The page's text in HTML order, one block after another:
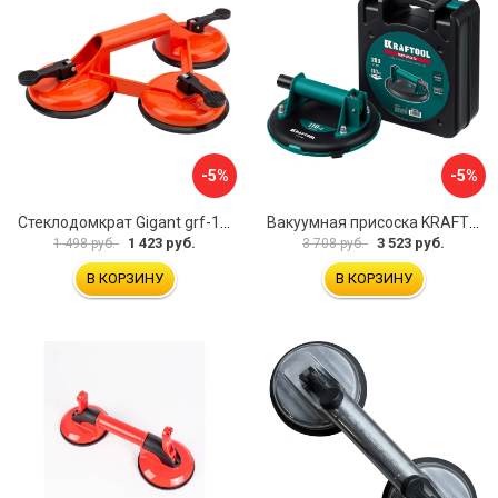
-5%
1 498 руб. 1 423 руб.
В КОРЗИНУ
-5%
3 708 руб. 3 523 руб.
В КОРЗИНУ